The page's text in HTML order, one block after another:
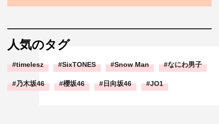
人気のタグ
timelesz SixTONES Snow Man なにわ男子
乃木坂46 櫻坂46 日向坂46 JO1